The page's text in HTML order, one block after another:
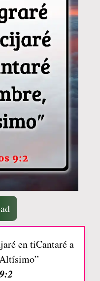
en tiCantaré a